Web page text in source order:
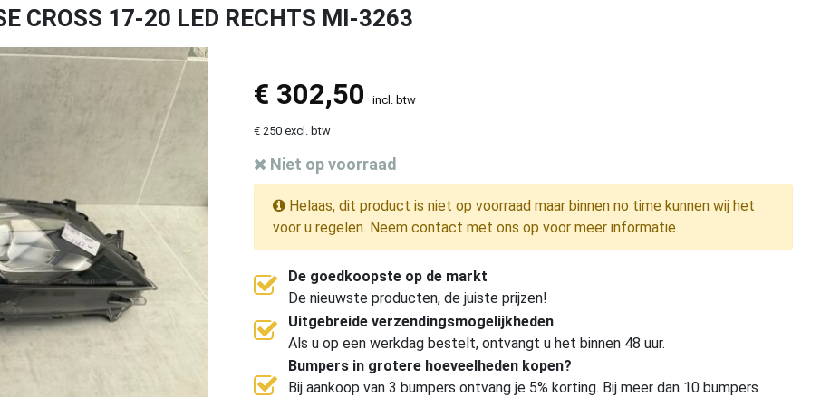
CROSS 17-20 LED RECHTS MI-3263
€ 302,50 incl. btw
€ 250 excl. btw
Niet op voorraad
Helaas, dit product is niet op voorraad maar binnen no time kunnen wij het
voor u regelen. Neem contact met ons op voor meer informatie.
De goedkoopste op de markt
De nieuwste producten, de juiste prijzen!
Uitgebreide verzendingsmogelijkheden
Als u op een werkdag bestelt, ontvangt u het binnen 48 uur.
Bumpers in grotere hoeveelheden kopen?
Bij aankoop van 3 bumpers ontvang je 5% korting. Bij meer dan 10 bumpers